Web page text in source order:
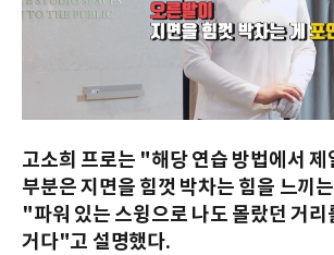
고소희 프로는 "해당 연습 방법에서 제
부분은 지면을 힘껏 박차는 힘을 느끼
"파워 있는 스윙으로 나도 몰랐던 거리
거다"고 설명했다.